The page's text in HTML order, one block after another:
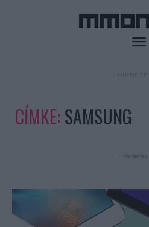
CÍMKE: SAMSUNG
- Hirdetés -